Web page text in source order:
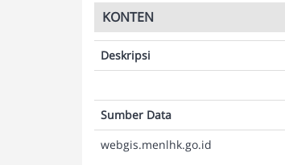
KONTEN
Deskripsi
Sumber Data
webgis.menlhk.go.id